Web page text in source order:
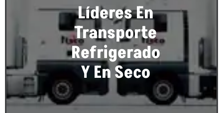
Líderes En
Transporte
Refrigerado
Y En Seco